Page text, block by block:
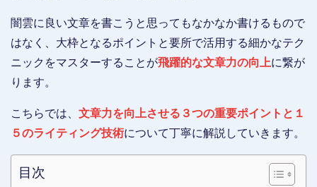
闇雲に良い文章を書こうと思ってもなかなか書けるもので
はなく、大枠となるポイントと要所で活用する細かなテク
ニックをマスターすることが飛躍的な文章力の向上に繋が
ります。
こちらでは、 文章力を向上させる３つの重要ポイントと１
５のライティング技術について丁寧に解説していきます。
目次